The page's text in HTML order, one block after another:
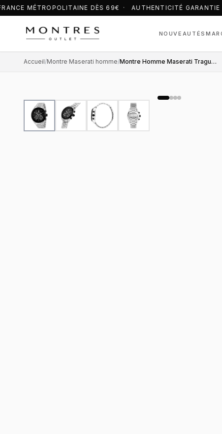
MÉTROPOLITAINE DÈS 69€ · AUTHENTICITÉ GARANTIE
NOUVEAUTÉS
Accueil/Montre Maserati homme/ Montre Homme Maserati Traguardo R8873612062 grise bracelet maillons acier